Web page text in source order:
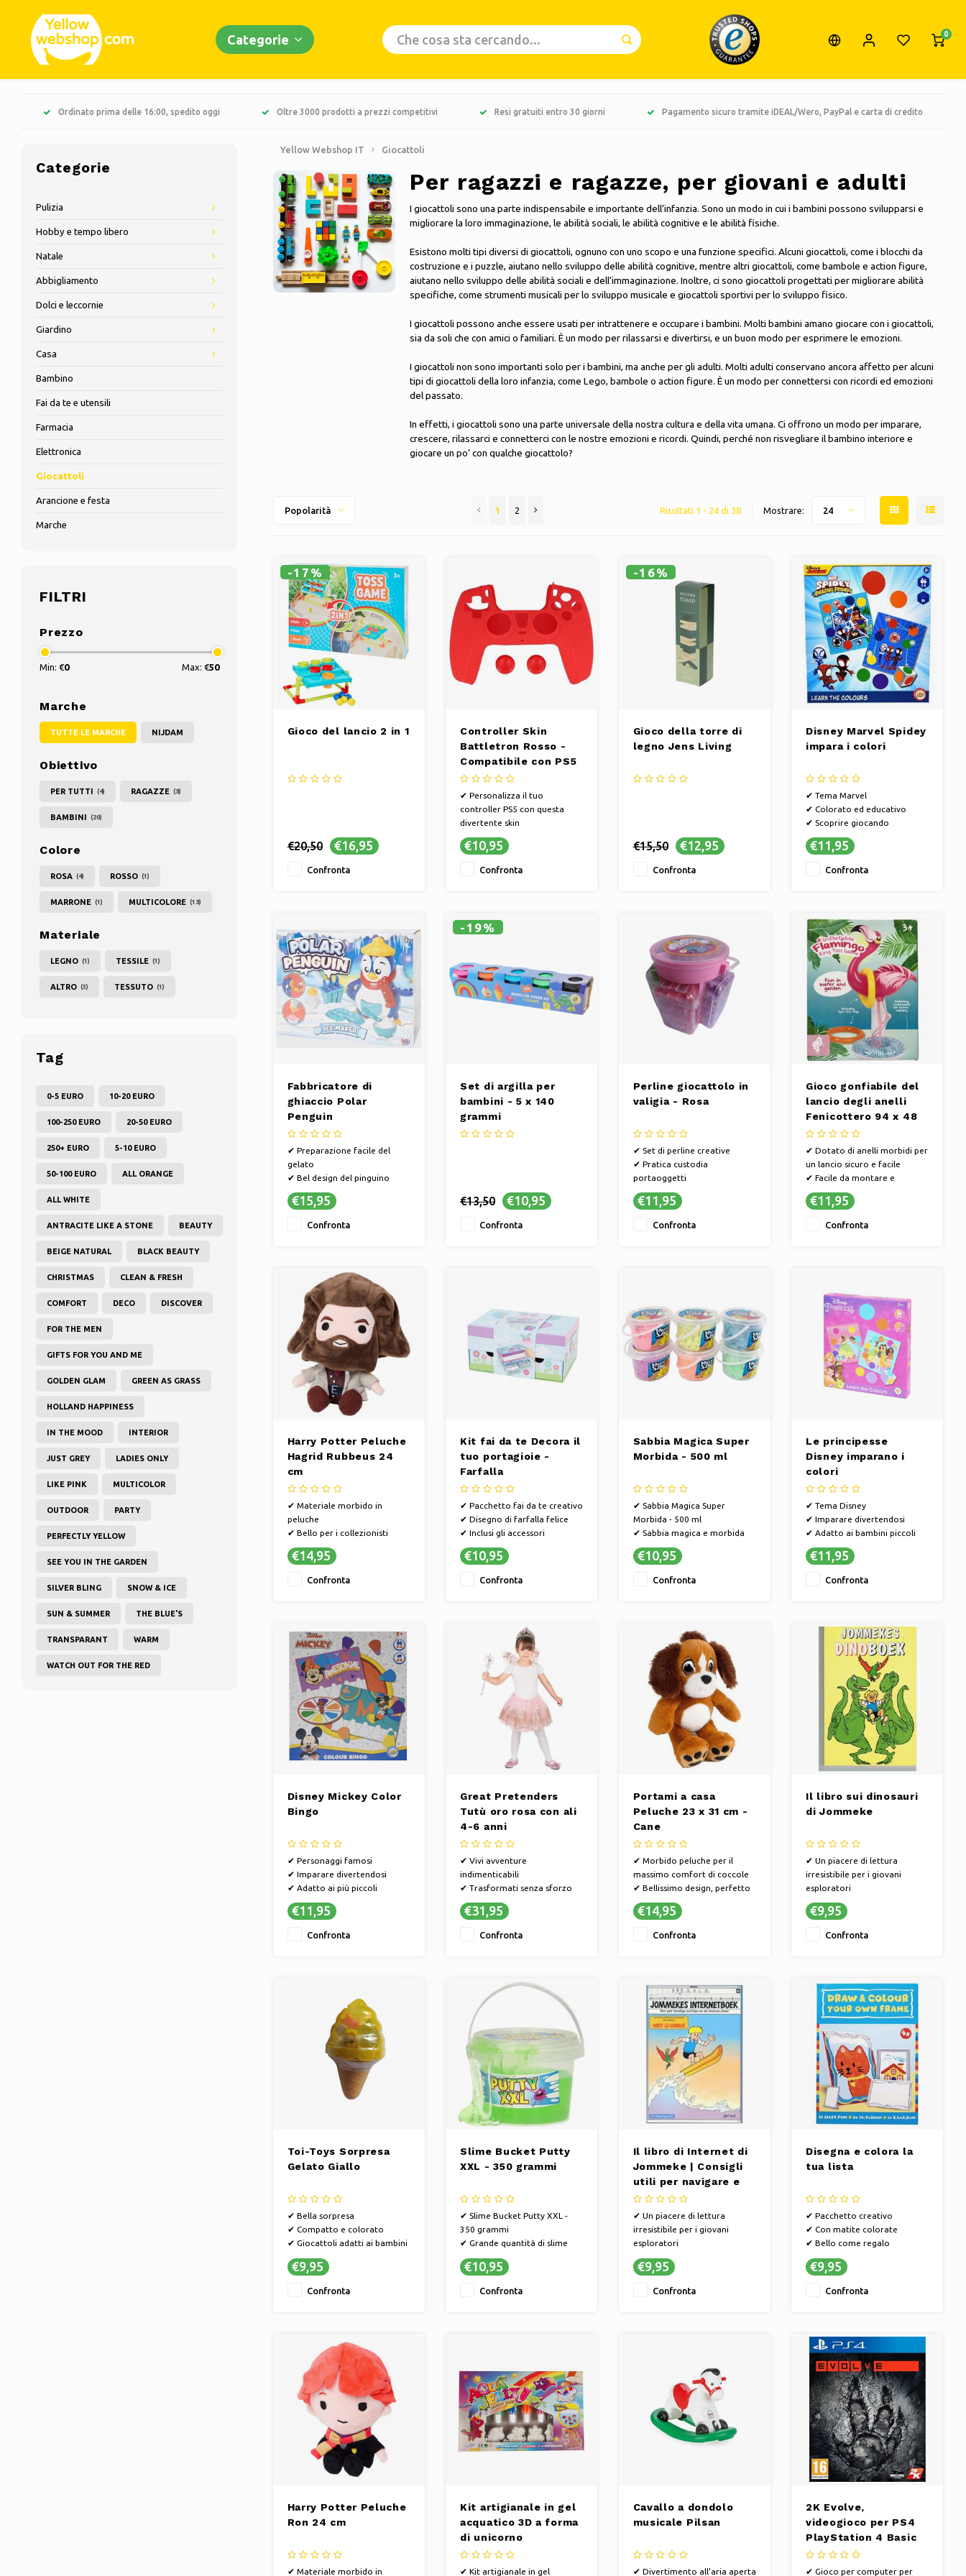
Categorie 0
Ordinato prima delle 16:00, spedito oggi Oltre 3000 prodotti a prezzi competitivi Resi gratuiti entro 30 giorni Pagamento sicuro tramite iDEAL/Wero, PayPal e carta di credito
Categorie
Pulizia
Hobby e tempo libero
Natale
Abbigliamento
Dolci e leccornie
Giardino
Casa
Bambino
Fai da te e utensili
Farmacia
Elettronica
Giocattoli
Arancione e festa
Marche
FILTRI
Prezzo
Min: €0 Max: €50
Marche
TUTTE LE MARCHE NIJDAM
Obiettivo
PER TUTTI (4) RAGAZZE (3)
BAMBINI (20)
Colore
ROSA (4) ROSSO (1)
MARRONE (1) MULTICOLORE (13)
Materiale
LEGNO (1) TESSILE (1)
ALTRO (5) TESSUTO (1)
Tag
0-5 EURO 10-20 EURO
100-250 EURO 20-50 EURO
250+ EURO 5-10 EURO
50-100 EURO ALL ORANGE
ALL WHITE
ANTRACITE LIKE A STONE BEAUTY
BEIGE NATURAL BLACK BEAUTY
CHRISTMAS CLEAN & FRESH
COMFORT DECO DISCOVER
FOR THE MEN
GIFTS FOR YOU AND ME
GOLDEN GLAM GREEN AS GRASS
HOLLAND HAPPINESS
IN THE MOOD INTERIOR
JUST GREY LADIES ONLY
LIKE PINK MULTICOLOR
OUTDOOR PARTY
PERFECTLY YELLOW
SEE YOU IN THE GARDEN
SILVER BLING SNOW & ICE
SUN & SUMMER THE BLUE'S
TRANSPARANT WARM
WATCH OUT FOR THE RED
Yellow Webshop IT Giocattoli
Per ragazzi e ragazze, per giovani e adulti
I giocattoli sono una parte indispensabile e importante dell’infanzia. Sono un modo in cui i bambini possono svilupparsi e
migliorare la loro immaginazione, le abilità sociali, le abilità cognitive e le abilità fisiche.
Esistono molti tipi diversi di giocattoli, ognuno con uno scopo e una funzione specifici. Alcuni giocattoli, come i blocchi da
costruzione e i puzzle, aiutano nello sviluppo delle abilità cognitive, mentre altri giocattoli, come bambole e action figure,
aiutano nello sviluppo delle abilità sociali e dell’immaginazione. Inoltre, ci sono giocattoli progettati per migliorare abilità
specifiche, come strumenti musicali per lo sviluppo musicale e giocattoli sportivi per lo sviluppo fisico.
I giocattoli possono anche essere usati per intrattenere e occupare i bambini. Molti bambini amano giocare con i giocattoli,
sia da soli che con amici o familiari. È un modo per rilassarsi e divertirsi, e un buon modo per esprimere le emozioni.
I giocattoli non sono importanti solo per i bambini, ma anche per gli adulti. Molti adulti conservano ancora affetto per alcuni
tipi di giocattoli della loro infanzia, come Lego, bambole o action figure. È un modo per connettersi con ricordi ed emozioni
del passato.
In effetti, i giocattoli sono una parte universale della nostra cultura e della vita umana. Ci offrono un modo per imparare,
crescere, rilassarci e connetterci con le nostre emozioni e ricordi. Quindi, perché non risvegliare il bambino interiore e
giocare un po’ con qualche giocattolo?
Popolarità 1 2 Risultati 1 - 24 di 38 Mostrare: 24
-17%
Gioco del lancio 2 in 1
€20,50 €16,95
Confronta
Controller Skin
Battletron Rosso -
Compatibile con PS5
✔ Personalizza il tuo
controller PS5 con questa
divertente skin
✔ Materiale durevole per una
protezione duratura.
€10,95
Confronta
-16%
Gioco della torre di
legno Jens Living
€15,50 €12,95
Confronta
Disney Marvel Spidey
impara i colori
✔ Tema Marvel
✔ Colorato ed educativo
✔ Scoprire giocando
€11,95
Confronta
Fabbricatore di
ghiaccio Polar
Penguin
✔ Preparazione facile del
gelato
✔ Bel design del pinguino
✔ Nessuna alimentazione
richiesta
€15,95
Confronta
-19%
Set di argilla per
bambini - 5 x 140
grammi
€13,50 €10,95
Confronta
Perline giocattolo in
valigia - Rosa
✔ Set di perline creative
✔ Pratica custodia
portaoggetti
✔ Stimola le capacità motorie
fini€11,95
Confronta
Gioco gonfiabile del
lancio degli anelli
Fenicottero 94 x 48
cm
✔ Dotato di anelli morbidi per
un lancio sicuro e facile
✔ Facile da montare e
smontare per sessioni di gioco
veloci
€11,95
Confronta
Harry Potter Peluche
Hagrid Rubbeus 24
cm
✔ Materiale morbido in
peluche
✔ Bello per i collezionisti
✔ Figura ben nota
€14,95
Confronta
Kit fai da te Decora il
tuo portagioie -
Farfalla
✔ Pacchetto fai da te creativo
✔ Disegno di farfalla felice
✔ Inclusi gli accessori
€10,95
Confronta
Sabbia Magica Super
Morbida - 500 ml
✔ Sabbia Magica Super
Morbida - 500 ml
✔ Sabbia magica e morbida
per giochi creativi
✔ Perfetto per creare e
€10,95
Confronta
Le principesse
Disney imparano i
colori
✔ Tema Disney
✔ Imparare divertendosi
✔ Adatto ai bambini piccoli
€11,95
Confronta
Disney Mickey Color
Bingo
✔ Personaggi famosi
✔ Imparare divertendosi
✔ Adatto ai più piccoli
€11,95
Confronta
Great Pretenders
Tutù oro rosa con ali
4-6 anni
✔ Vivi avventure
indimenticabili
✔ Trasformati senza sforzo
✔ Per un divertimento senza
fine
€31,95
Confronta
Portami a casa
Peluche 23 x 31 cm -
Cane
✔ Morbido peluche per il
massimo comfort di coccole
✔ Bellissimo design, perfetto
come regalo
✔ Sicuro e ipoallergenico per
€14,95
Confronta
Il libro sui dinosauri
di Jommeke
✔ Un piacere di lettura
irresistibile per i giovani
esploratori
✔ Avventure incantevoli che
accendono l'immaginazione
€9,95
Confronta
Toi-Toys Sorpresa
Gelato Giallo
✔ Bella sorpresa
✔ Compatto e colorato
✔ Giocattoli adatti ai bambini
€9,95
Confronta
Slime Bucket Putty
XXL - 350 grammi
✔ Slime Bucket Putty XXL -
350 grammi
✔ Grande quantità di slime
per un divertimento senza
fine
€10,95
Confronta
Il libro di Internet di
Jommeke | Consigli
utili per navigare e
siti web divertenti
✔ Un piacere di lettura
irresistibile per i giovani
esploratori
✔ Avventure incantevoli che
accendono l'immaginazione
€9,95
Confronta
Disegna e colora la
tua lista
✔ Pacchetto creativo
✔ Con matite colorate
✔ Bello come regalo
€9,95
Confronta
Harry Potter Peluche
Ron 24 cm
✔ Materiale morbido in
Kit artigianale in gel
acquatico 3D a forma
di unicorno
✔ Kit artigianale in gel
Cavallo a dondolo
musicale Pilsan
✔ Divertimento all'aria aperta
2K Evolve,
videogioco per PS4
PlayStation 4 Basic
✔ Gioco per computer per